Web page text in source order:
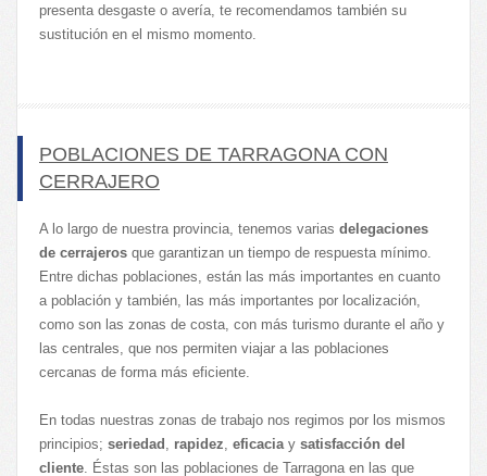
presenta desgaste o avería, te recomendamos también su
sustitución en el mismo momento.
POBLACIONES DE TARRAGONA CON
CERRAJERO
A lo largo de nuestra provincia, tenemos varias delegaciones
de cerrajeros que garantizan un tiempo de respuesta mínimo.
Entre dichas poblaciones, están las más importantes en cuanto
a población y también, las más importantes por localización,
como son las zonas de costa, con más turismo durante el año y
las centrales, que nos permiten viajar a las poblaciones
cercanas de forma más eficiente.
En todas nuestras zonas de trabajo nos regimos por los mismos
principios; seriedad rapidez eficacia y satisfacción del
cliente . Éstas son las poblaciones de Tarragona en las que